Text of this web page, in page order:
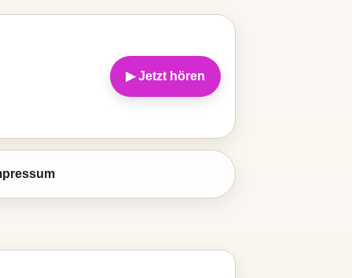
▶ Jetzt hören